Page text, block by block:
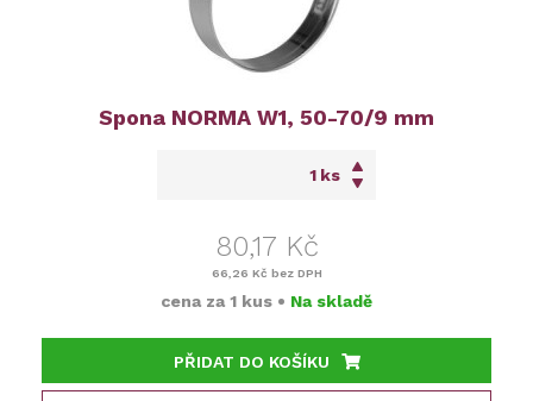
Spona NORMA W1, 50-70/9 mm
ks
80,17 Kč
66,26 Kč bez DPH
cena za 1 kus • Na skladě
PŘIDAT DO KOŠÍKU